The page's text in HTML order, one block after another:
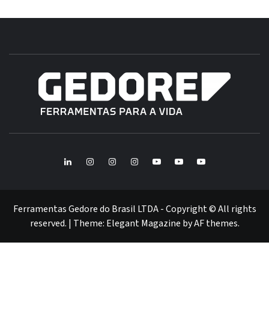
LinkedInInstagramInstagramInstagramYoutubeYoutubeYoutube
Ferramentas Gedore do Brasil LTDA - Copyright © All rights
reserved. | Theme: Elegant Magazine byAF themes.